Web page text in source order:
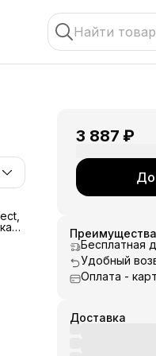
3 887 ₽
Преимущества
Бесплатная
Удобный
Оплата -
Доставка